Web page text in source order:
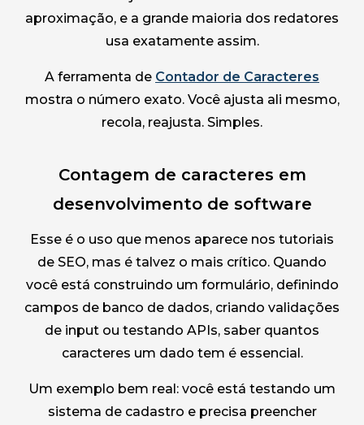
aproximação, e a grande maioria dos redatores
usa exatamente assim.
A ferramenta de Contador de Caracteres
mostra o número exato. Você ajusta ali mesmo,
recola, reajusta. Simples.
Contagem de caracteres em
desenvolvimento de software
Esse é o uso que menos aparece nos tutoriais
de SEO, mas é talvez o mais crítico. Quando
você está construindo um formulário, definindo
campos de banco de dados, criando validações
de input ou testando APIs, saber quantos
caracteres um dado tem é essencial.
Um exemplo bem real: você está testando um
sistema de cadastro e precisa preencher